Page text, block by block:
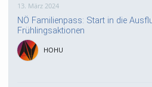
13. März 2024
NÖ Familienpass: Start in die
Frühlingsaktionen
HOHU